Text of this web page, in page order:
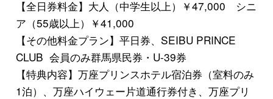
【全日券料金】大人（中学生以上）￥47,000 シニ
ア（55歳以上）￥41,000
【その他料金プラン】平日券、SEIBU PRINCE
CLUB 会員のみ群馬県民券・U-39券
【特典内容】万座プリンスホテル宿泊券（室料のみ
1泊）、万座ハイウェー片道通行券付き、万座プリ